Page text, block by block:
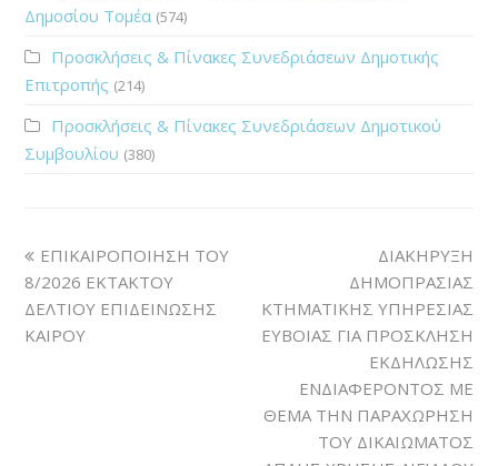
Δημοσίου Τομέα (574)
Προσκλήσεις & Πίνακες Συνεδριάσεων Δημοτικής
Επιτροπής (214)
Προσκλήσεις & Πίνακες Συνεδριάσεων Δημοτικού
Συμβουλίου (380)
ΕΠΙΚΑΙΡΟΠΟΙΗΣΗ ΤΟΥ
8/2026 ΕΚΤΑΚΤΟΥ
ΔΕΛΤΙΟΥ ΕΠΙΔΕΙΝΩΣΗΣ
ΚΑΙΡΟΥ
ΔΙΑΚΗΡΥΞΗ
ΔΗΜΟΠΡΑΣΙΑΣ
ΚΤΗΜΑΤΙΚΗΣ ΥΠΗΡΕΣΙΑΣ
ΕΥΒΟΙΑΣ ΓΙΑ ΠΡΟΣΚΛΗΣΗ
ΕΚΔΗΛΩΣΗΣ
ΕΝΔΙΑΦΕΡΟΝΤΟΣ ΜΕ
ΘΕΜΑ ΤΗΝ ΠΑΡΑΧΩΡΗΣΗ
ΤΟΥ ΔΙΚΑΙΩΜΑΤΟΣ